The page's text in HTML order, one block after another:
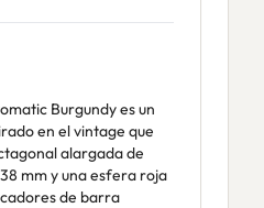
Burgundy es un
en el vintage que
alargada de
mm y una esfera roja
de barra